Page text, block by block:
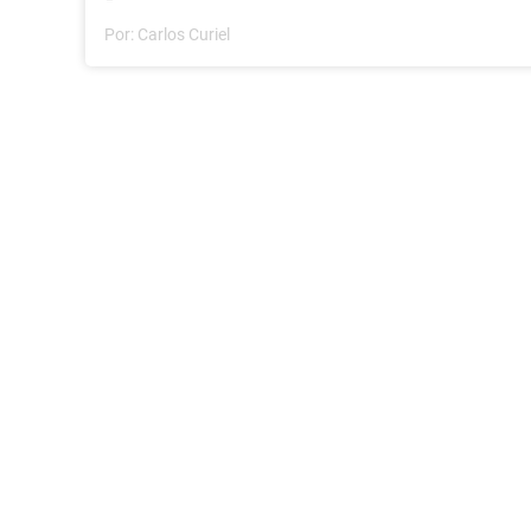
Por: Carlos Curiel